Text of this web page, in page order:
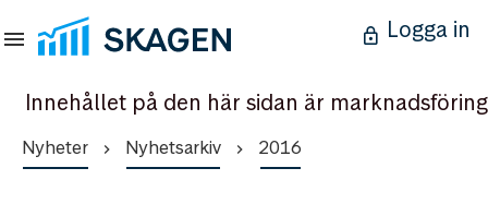
Logga in
Innehållet på den här sidan är marknadsföring
Nyheter Nyhetsarkiv 2016